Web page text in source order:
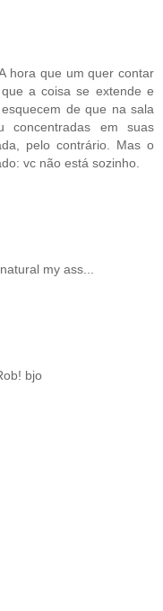
hora que um quer contar
a coisa se extende e
de que na sala
concentradas em suas
pelo contrário. Mas o
vc não está sozinho.
my ass...
bjo